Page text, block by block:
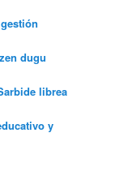
dugu
librea
y